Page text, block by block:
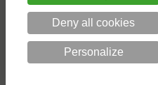
Deny all cookies
Personalize